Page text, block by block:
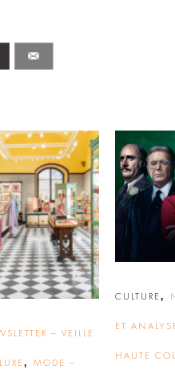
– VEILLE
, MODE –
CULTURE ,
ET
HAUTE